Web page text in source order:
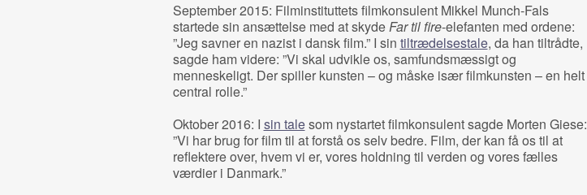
September 2015: Filminstituttets filmkonsulent Mikkel Munch-Fals
startede sin ansættelse med at skydeFar til fire-elefanten med ordene:
”Jeg savner en nazist i dansk film.” I sin tiltrædelsestale, da han tiltrådte,
sagde ham videre: ”Vi skal udvikle os, samfundsmæssigt og
menneskeligt. Der spiller kunsten – og måske især filmkunsten – en helt
central rolle.”
Oktober 2016: I sin talesom nystartet filmkonsulent sagde Morten Giese:
”Vi har brug for film til at forstå os selv bedre. Film, der kan få os til at
reflektere over, hvem vi er, vores holdning til verden og vores fælles
værdier i Danmark.”